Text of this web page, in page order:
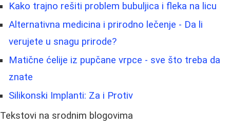
Kako trajno rešiti problem bubuljica i fleka na licu
Alternativna medicina i prirodno lečenje - Da li
verujete u snagu prirode?
Matične ćelije iz pupčane vrpce - sve što treba da
znate
Silikonski Implanti: Za i Protiv
Tekstovi na srodnim blogovima